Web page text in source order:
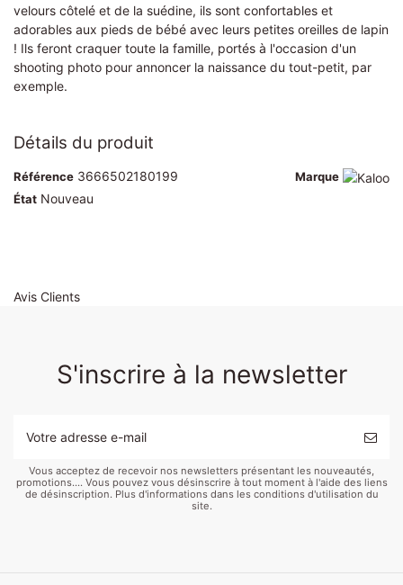
velours côtelé et de la suédine, ils sont confortables et
adorables aux pieds de bébé avec leurs petites oreilles de lapin
! Ils feront craquer toute la famille, portés à l'occasion d'un
shooting photo pour annoncer la naissance du tout-petit, par
exemple.
Détails du produit
Marque
Référence 3666502180199
État Nouveau
Avis Clients
S'inscrire à la newsletter
Vous acceptez de recevoir nos newsletters présentant les nouveautés,
promotions.... Vous pouvez vous désinscrire à tout moment à l'aide des liens
de désinscription. Plus d'informations dans les conditions d'utilisation du
site.